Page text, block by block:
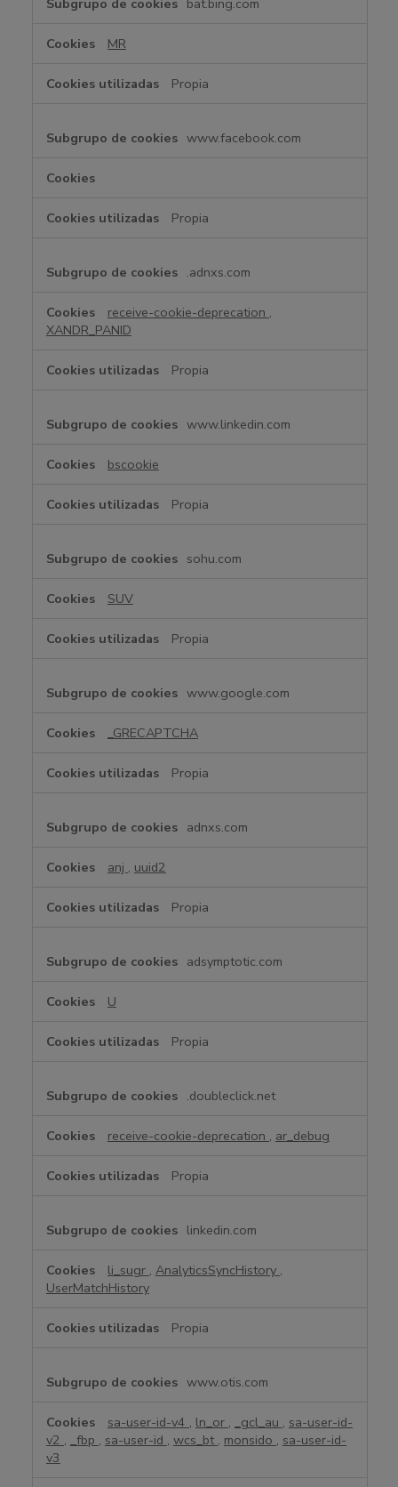
MR
Propia
www.facebook.com
Propia
.adnxs.com
receive-cookie-deprecation ,
XANDR_PANID
Propia
www.linkedin.com
bscookie
Propia
sohu.com
SUV
Propia
www.google.com
_GRECAPTCHA
Propia
adnxs.com
anj , uuid2
Propia
adsymptotic.com
U
Propia
.doubleclick.net
receive-cookie-deprecation , ar_debug
Propia
linkedin.com
li_sugr , AnalyticsSyncHistory ,
UserMatchHistory
Propia
www.otis.com
sa-user-id-v4 , ln_or , _gcl_au , sa-user-id-
v2 , _fbp , sa-user-id , wcs_bt , monsido , sa-user-id-
v3